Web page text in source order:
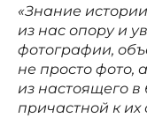
«Знание
из нас опору и
фотографии,
не просто фото,
из настоящего
причастной к их